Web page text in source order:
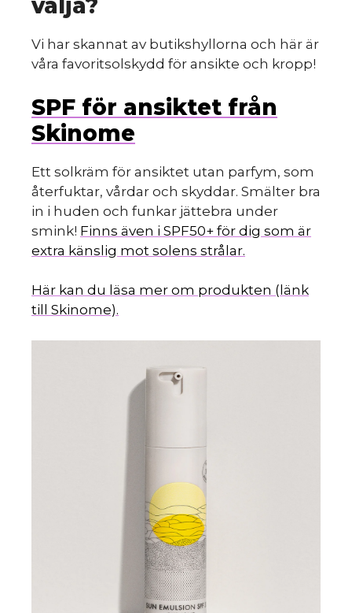
välja?
Vi har skannat av butikshyllorna och här är
våra favoritsolskydd för ansikte och kropp!
SPF för ansiktet från
Skinome
Ett solkräm för ansiktet utan parfym, som
återfuktar, vårdar och skyddar. Smälter bra
in i huden och funkar jättebra under
smink! Finns även i SPF50+ för dig som är
extra känslig mot solens strålar.
Här kan du läsa mer om produkten (länk
till Skinome).